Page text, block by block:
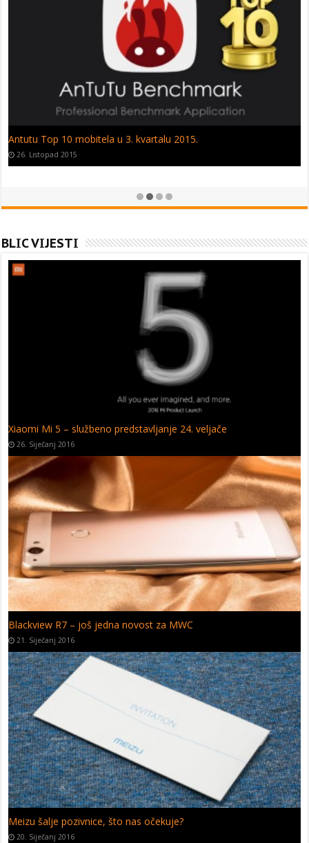
Ruski Jingdong – Wileyfox smartfon na mega sniženju!
11. Listopad 2015
BLIC VIJESTI
Bluboo Picasso – prve slike
20. Siječanj 2016
Početak kraja Motorolinih smartfona
9. Siječanj 2016
Huawei P9 sa 6 GB RAM-a?
4. Siječanj 2016